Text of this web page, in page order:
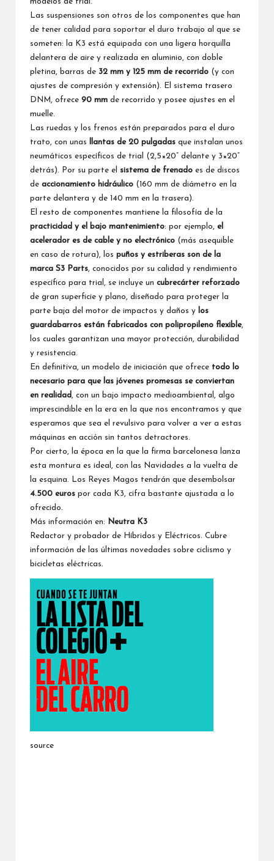
Las suspensiones son otros de los componentes que han
de tener calidad para soportar el duro trabajo al que se
someten: la K3 está equipada con una ligera horquilla
delantera de aire y realizada en aluminio, con doble
pletina, barras de 32 mm y 125 mm de recorrido (y con
ajustes de compresión y extensión). El sistema trasero
DNM, ofrece 90 mm de recorrido y posee ajustes en el
muelle.
Las ruedas y los frenos están preparados para el duro
trato, con unas
llantas de 20 pulgadas que instalan unos
neumáticos específicos de trial (2,5×20” delante y 3×20”
detrás). Por su parte el sistema de frenado es de discos
de accionamiento hidráulico (160 mm de diámetro en la
parte delantera y de 140 mm en la trasera).
El resto de componentes mantiene la filosofía de la
practicidad y el bajo mantenimiento: por ejemplo, el
acelerador es de cable y no electrónico (más asequible
en caso de rotura), los puños y estriberas son de la
marca S3 Parts , conocidos por su calidad y rendimiento
específico para trial, se incluye un cubrecárter reforzado
de gran superficie y plano, diseñado para proteger la
parte baja del motor de impactos y daños y los
guardabarros están fabricados con polipropileno flexible,
los cuales garantizan una mayor protección, durabilidad
y resistencia.
En definitiva, un modelo de iniciación que ofrece todo lo
necesario para que las jóvenes promesas se conviertan
en realidad
, con un bajo impacto medioambiental, algo
imprescindible en la era en la que nos encontramos y que
esperamos que sea el revulsivo para volver a ver a estas
máquinas en acción sin tantos detractores.
Por cierto, la época en la que la firma barcelonesa lanza
esta montura es ideal, con las Navidades a la vuelta de
la esquina. Los Reyes Magos tendrán que desembolsar
4.500 euros por cada K3, cifra bastante ajustada a lo
ofrecido.
Más información en:
Neutra K3
Redactor y probador de Híbridos y Eléctricos. Cubre
información de las últimas novedades sobre ciclismo y
bicicletas eléctricas.
source